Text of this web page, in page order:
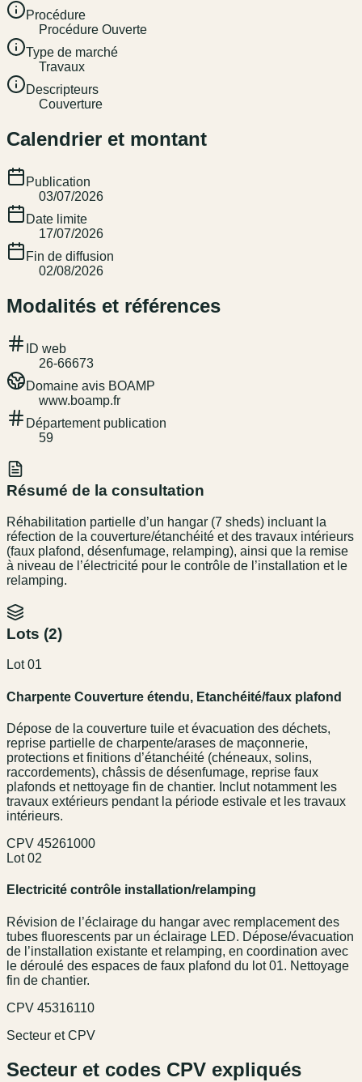
Procédure
Procédure Ouverte
Type de marché
Travaux
Descripteurs
Couverture
Calendrier et montant
Publication
03/07/2026
Date limite
17/07/2026
Fin de diffusion
02/08/2026
Modalités et références
ID web
26-66673
Domaine avis BOAMP
www.boamp.fr
Département publication
59
Résumé de la consultation
Réhabilitation partielle d’un hangar (7 sheds) incluant la
réfection de la couverture/étanchéité et des travaux intérieurs
(faux plafond, désenfumage, relamping), ainsi que la remise
à niveau de l’électricité pour le contrôle de l’installation et le
relamping.
Lots (2)
Lot 01
Charpente Couverture étendu, Etanchéité/faux plafond
Dépose de la couverture tuile et évacuation des déchets,
reprise partielle de charpente/arases de maçonnerie,
protections et finitions d’étanchéité (chéneaux, solins,
raccordements), châssis de désenfumage, reprise faux
plafonds et nettoyage fin de chantier. Inclut notamment les
travaux extérieurs pendant la période estivale et les travaux
intérieurs.
CPV 45261000
Lot 02
Electricité contrôle installation/relamping
Révision de l’éclairage du hangar avec remplacement des
tubes fluorescents par un éclairage LED. Dépose/évacuation
de l’installation existante et relamping, en coordination avec
le déroulé des espaces de faux plafond du lot 01. Nettoyage
fin de chantier.
CPV 45316110
Secteur et CPV
Secteur et codes CPV expliqués